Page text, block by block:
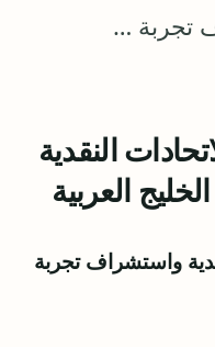
تجربة …
النقدية
العربية
واستشراف تجربة